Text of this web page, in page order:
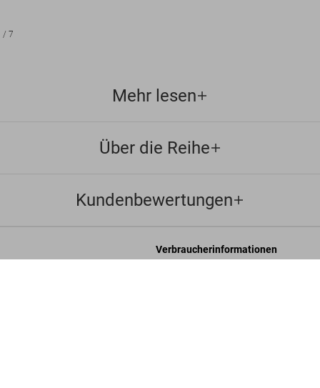
/7
Mehr lesen
Über die Reihe
Kundenbewertungen
Verbraucherinformationen